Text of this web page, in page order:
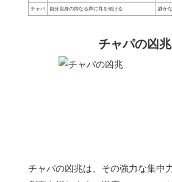
チャパ 自分自身の内なる声に耳を傾ける 静か
チャパの凶兆
チャパの凶兆は、その強力な集中